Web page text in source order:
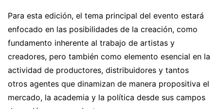
Para esta edición, el tema principal del evento estará
enfocado en las posibilidades de la creación, como
fundamento inherente al trabajo de artistas y
creadores, pero también como elemento esencial en la
actividad de productores, distribuidores y tantos
otros agentes que dinamizan de manera propositiva el
mercado, la academia y la política desde sus campos